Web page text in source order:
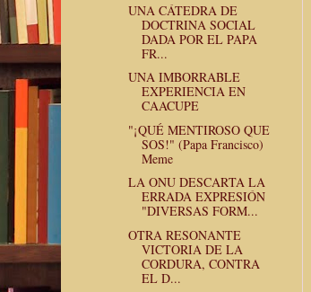
UNA CÁTEDRA DE
DOCTRINA SOCIAL
DADA POR EL PAPA
FR...
UNA IMBORRABLE
EXPERIENCIA EN
CAACUPE
"¡QUÉ MENTIROSO QUE
SOS!" (Papa Francisco)
Meme
LA ONU DESCARTA LA
ERRADA EXPRESIÓN
"DIVERSAS FORM...
OTRA RESONANTE
VICTORIA DE LA
CORDURA, CONTRA
EL D...